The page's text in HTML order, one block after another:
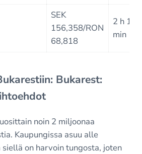
SEK
156,358/RON
68,818
2 h 12
min
Bukarest:
noin 2 miljoonaa
Kaupungissa asuu alle
on harvoin tungosta, joten